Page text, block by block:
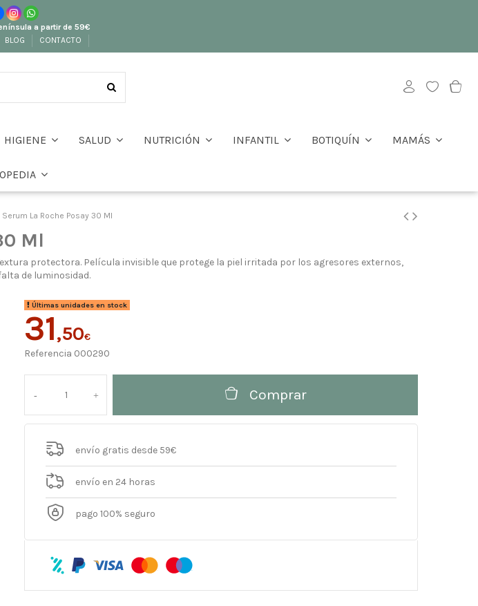
a partir de 59€
BLOG CONTACTO
HIGIENE SALUD NUTRICIÓN INFANTIL BOTIQUÍN MAMÁS
La Roche Posay 30 Ml
Ml
protectora. Película invisible que protege la piel irritada por los agresores externos,
de luminosidad.
Últimas unidades en stock
31,50€
Referencia 000290
Comprar
envío gratis desde 59€
envío en 24 horas
pago 100% seguro